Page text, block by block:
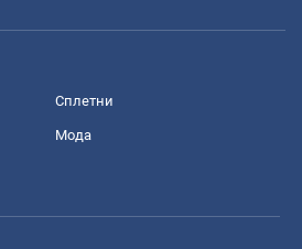
Сплетни
Мода